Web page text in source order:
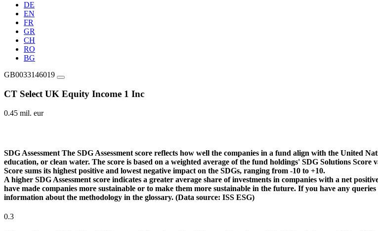
DE
EN
FR
GR
CH
RO
BG
GB0033146019
CT Select UK Equity Income 1 Inc
0.45 mil. eur
SDG Assessment The SDG Assessment score reflects how well the companies in a fund align with the United
education, or clean water. The score is based on a weighted average of the fund holdings' SDG Solutions
Score sums its highest positive and lowest negative impact on the SDGs, ranging from -10 to +10.
A higher SDG Assessment score indicates a greater average share of investments in companies with a net
have made companies more sustainable or to make them more sustainable in the future. If you have any
information about the methodology in the glossary. (Data source: ISS ESG)
0.3